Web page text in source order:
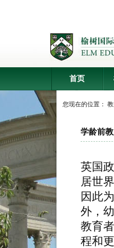
首页
您现在的位置：
学龄前
英国
居世
因此
外，
教育
程和